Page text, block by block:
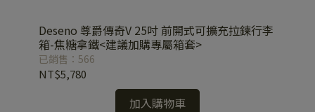
Deseno 尊爵傳奇V 25吋 前開式可擴充拉鍊行李
箱-焦糖拿鐵<建議加購專屬箱套>
已銷售：566
NT$5,780
加入購物車